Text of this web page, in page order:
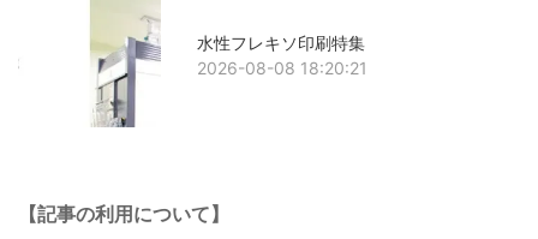
水性フレキソ印刷特集
2026-08-08 18:20:21
【記事の利用について】